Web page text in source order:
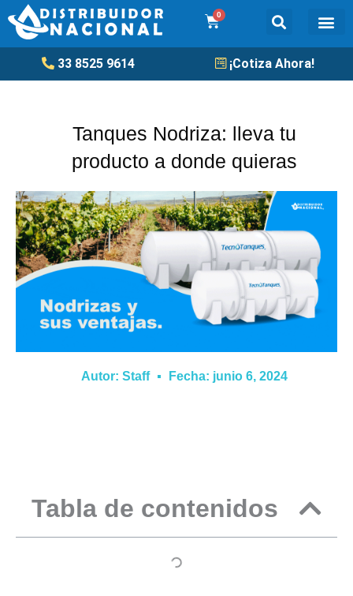
al
contenido
0
Cart
33 8525 9614 ¡Cotiza Ahora!
Tanques Nodriza: lleva tu
producto a donde quieras
Autor: Staff Fecha: junio 6, 2024
Tabla de contenidos